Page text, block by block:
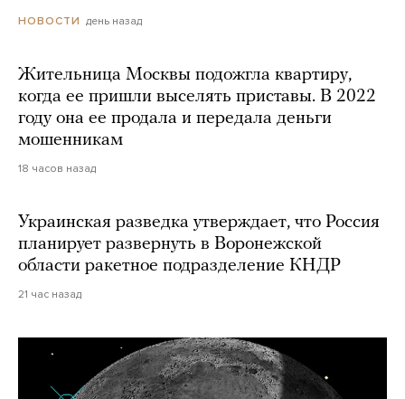
НОВОСТИ день назад
Жительница Москвы подожгла квартиру,
когда ее пришли выселять приставы. В 2022
году она ее продала и передала деньги
мошенникам
18 часов назад
Украинская разведка утверждает, что Россия
планирует развернуть в Воронежской
области ракетное подразделение КНДР
21 час назад